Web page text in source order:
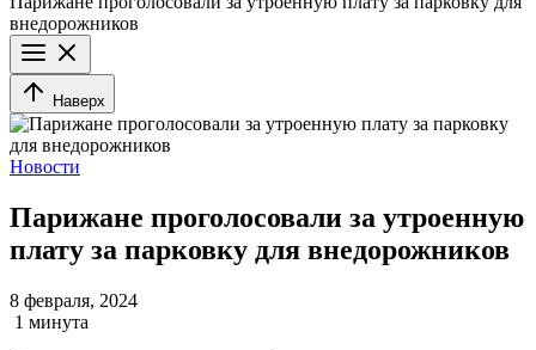
внедорожников
Наверх
Новости
Парижане проголосовали за утроенную
плату за парковку для внедорожников
8 февраля, 2024
1 минута